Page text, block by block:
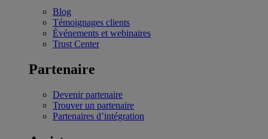
Blog
Témoignages clients
Événements et webinaires
Trust Center
Partenaire
Devenir partenaire
Trouver un partenaire
Partenaires d’intégration